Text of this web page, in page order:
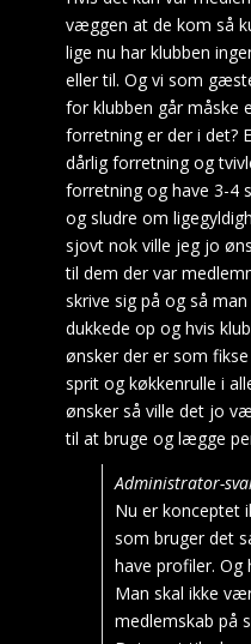
væggen at de kom så
lige nu har klubben
eller til. Og vi som
for klubben går måske
forretning er der i det?
dårlig forretning og
forretning og have 3-4
og sludre om
sjovt nok ville jeg jo
til dem der var
skrive sig på og så
dukkede op og hvis
ønsker der er som
sprit og køkkenrulle i
ønsker så ville det jo
til at bruge og lægge
Administrator-
Nu er konceptet
som bruger det
have profiler. Og
Man skal ikke
medlemskab på